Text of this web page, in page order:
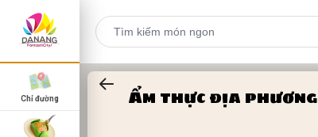
Chỉ đường Ẩm thực địa phương